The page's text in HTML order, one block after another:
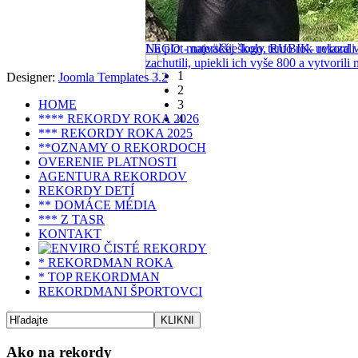
LEGO - najväčšie logo, RUBIK- rekord
1
2
3
4
Na plot materskej školy tento rok
zachutili, upiekli ich vyše 800 a vytvorili
Designer: Joomla Templates 3.2
HOME
**** REKORDY ROKA 2026
*** REKORDY ROKA 2025
**OZNAMY O REKORDOCH
OVERENIE PLATNOSTI
AGENTURA REKORDOV
REKORDY DETÍ
** DOMÁCE MÉDIA
*** Z TASR
KONTAKT
* REKORDMAN ROKA
* TOP REKORDMAN
REKORDMANI ŠPORTOVCI
Ako na rekordy